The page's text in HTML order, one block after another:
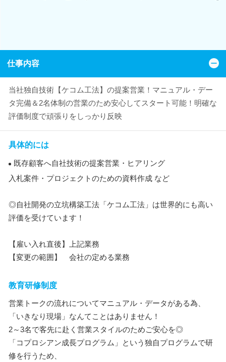
仕事内容
当社独自技術【ケコム工法】の提案営業！マニュアル・デー
タ完備＆2名体制の営業のため安心してスタート可能！明確な
評価制度で頑張りをしっかり反映
具体的には
既存顧客へ自社技術の提案営業・ヒアリング
入札案件・プロジェクトのための資料作成 など
◎自社開発の立坑構築工法「ケコム工法」は世界的にも高い
評価を受けています！
【雇い入れ直後】上記業務
【変更の範囲】 会社の定める業務
教育研修制度
営業トークの流れについてマニュアル・データがある為、
「いきなり現場」なんてことはありません！
2～3名で客先に赴く営業スタイルのためご安心を◎
「コプロシアン成長プログラム」という独自プログラムで研
修を行うため、